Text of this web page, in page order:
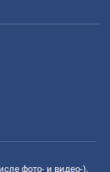
фото- и видео-),